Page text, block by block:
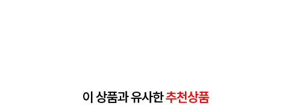
이 상품과 유사한추천상품